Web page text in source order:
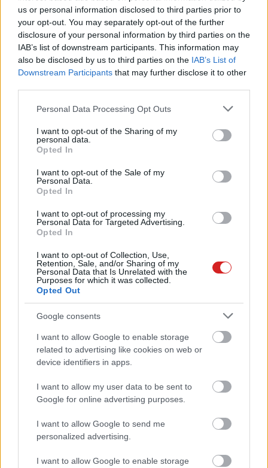
us or personal information disclosed to third parties prior to
your opt-out. You may separately opt-out of the further
disclosure of your personal information by third parties on the
IAB’s list of downstream participants. This information may
also be disclosed by us to third parties on the IAB’s List of
Downstream Participants that may further disclose it to other
Please note that this website/app uses one or more Google
not limited to your visit or usage behaviour. You may click to
grant or deny consent to Google and its third-party tags to
use your data for below specified purposes in below Google
consent section.
Personal Data Processing Opt Outs
I want to opt-out of the Sharing of my
personal data.
Opted In
I want to opt-out of the Sale of my
Personal Data.
Opted In
I want to opt-out of processing my
Personal Data for Targeted Advertising.
Opted In
I want to opt-out of Collection, Use,
Retention, Sale, and/or Sharing of my
Personal Data that Is Unrelated with the
Purposes for which it was collected.
Opted Out
Google consents
I want to allow Google to enable storage
related to advertising like cookies on web or
device identifiers in apps.
I want to allow my user data to be sent to
Google for online advertising purposes.
I want to allow Google to send me
personalized advertising.
I want to allow Google to enable storage
Az Acer új laptopjai megmutatják,
hogyan néz ki a mesterséges
intelligencia vezérelte jövő
PCW.pro| 2025.05.18 18:02
A billentyűzetbe rejtett
PCW.lite| 2024.12.31 13:01
Ezek voltak a 2024-es év legjobb
PCW.lite| 2024.12.10 19:44
készült a Coca-Cola karácsonyi
reklámja - olyan is lett
PCW.lite| 2024.11.19 17:24
masszívan rákanyarodnak az AI
fejlesztésekre
PCW.lite | 2024.11.04 12:03
ASUS ProArt PZ13 teszt –
munkában a Snapdragon
PCW.lite | 2024.09.26 15:31
Ha már eleged van abból, hogy
visszafog a géped